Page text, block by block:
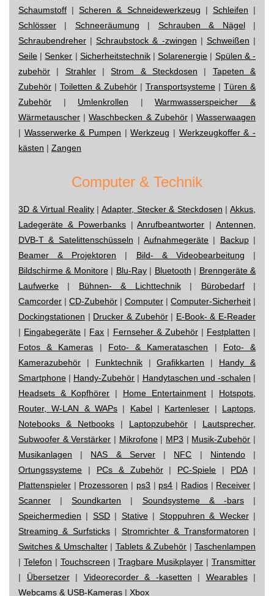
Schaumstoff |Scheren & Schneidewerkzeug | Schleifen |
Schlösser | Schneeräumung | Schrauben & Nägel|
Schraubendreher |Schraubstock & -zwingen | Schweißen |
Seile |Senker | Sicherheitstechnik|Solarenergie | Spülen & -
zubehör | Strahler|Strom & Steckdosen | Tapeten &
Zubehör | Toiletten & Zubehör | Transportsysteme | Türen &
Zubehör | Umlenkrollen |Warmwasserspeicher &
Wärmetauscher |Waschbecken & Zubehör|Wasserwaagen
| Wasserwerke & Pumpen |Werkzeug | Werkzeugkoffer & -
kästen | Zangen
Computer & Technik
3D & Virtual Reality|Adapter, Stecker & Steckdosen |Akkus,
Ladegeräte & Powerbanks|Anrufbeantworter |Antennen,
DVB-T & Satelittenschüsseln |Aufnahmegeräte | Backup|
Beamer & Projektoren | Bild- & Videobearbeitung |
Bildschirme & Monitore| Blu-Ray| Bluetooth | Brenngeräte &
Laufwerke | Bühnen- & Lichttechnik| Bürobedarf|
Camcorder | CD-Zubehör | Computer | Computer-Sicherheit |
Dockingstationen | Drucker & Zubehör| E-Book- & E-Reader
| Eingabegeräte | Fax | Fernseher & Zubehör| Festplatten |
Fotos & Kameras | Foto- & Kamerataschen | Foto- &
Kamerazubehör | Funktechnik|Grafikkarten | Handy &
Smartphone | Handy-Zubehör | Handytaschen und -schalen |
Headsets & Kopfhörer | Home Entertainment| Hotspots,
Router, W-LAN & WAPs | Kabel| Kartenleser | Laptops,
Notebooks & Netbooks | Laptopzubehör | Lautsprecher,
Subwoofer & Verstärker | Mikrofone| MP3 | Musik-Zubehör |
Musikanlagen | NAS & Server| NFC | Nintendo|
Ortungssysteme | PCs & Zubehör| PC-Spiele | PDA|
Plattenspieler | Prozessoren | ps3 | ps4 | Radios| Receiver |
Scanner |Soundkarten | Soundsysteme & -bars|
Speichermedien | SSD| Stative| Stoppuhren & Wecker|
Streaming & Surfsticks| Stromrichter & Transformatoren |
Switches & Umschalter| Tablets & Zubehör | Taschenlampen
| Telefon | Touchscreen |Tragbare Musikplayer | Transmitter
| Übersetzer| Videorecorder & -kasetten | Wearables|
Webcams & USB-Kameras | Xbox